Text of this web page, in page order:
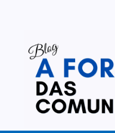
Your Daily Source of